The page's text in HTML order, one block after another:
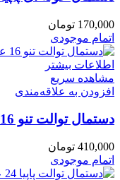
170,000 تومان
اتمام موجودی
اطلاعات بیشتر
مشاهده سریع
افزودن به علاقه‌مندی
دستمال توالت تنو 16 عددی
410,000 تومان
اتمام موجودی